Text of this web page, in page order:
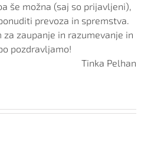
še možna (saj so prijavljeni),
prevoza in spremstva.
za zaupanje in razumevanje in
pozdravljamo!
Tinka Pelhan